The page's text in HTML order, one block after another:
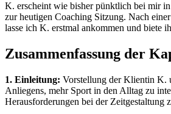
K. erscheint wie bisher pünktlich bei mir
zur heutigen Coaching Sitzung. Nach
lasse ich K. erstmal ankommen und biete
Zusammenfassung der
1. Einleitung: Vorstellung der Klientin K.
Anliegens, mehr Sport in den Alltag zu
Herausforderungen bei der Zeitgestaltung